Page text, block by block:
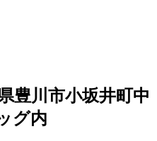
豊川市小坂井町中
グ内